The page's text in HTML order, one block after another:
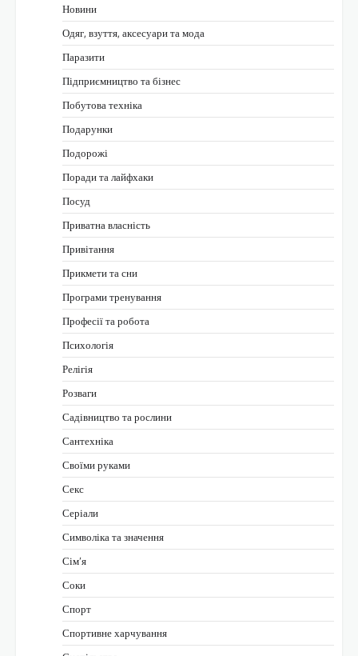
Новини
Одяг, взуття, аксесуари та мода
Паразити
Підприємництво та бізнес
Побутова техніка
Подарунки
Подорожі
Поради та лайфхаки
Посуд
Приватна власність
Привітання
Прикмети та сни
Програми тренування
Професії та робота
Психологія
Релігія
Розваги
Садівництво та рослини
Сантехніка
Своїми руками
Секс
Серіали
Символіка та значення
Сім’я
Соки
Спорт
Спортивне харчування